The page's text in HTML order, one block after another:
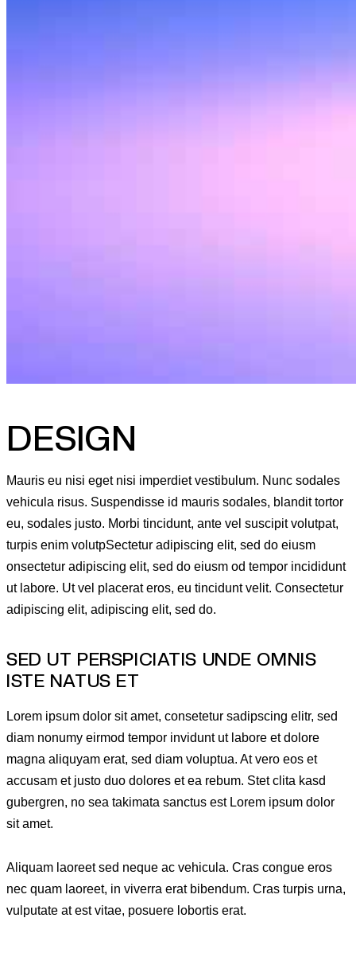
DESIGN
Mauris eu nisi eget nisi imperdiet vestibulum. Nunc sodales
vehicula risus. Suspendisse id mauris sodales, blandit tortor
eu, sodales justo. Morbi tincidunt, ante vel suscipit volutpat,
turpis enim volutpSectetur adipiscing elit, sed do eiusm
onsectetur adipiscing elit, sed do eiusm od tempor incididunt
ut labore. Ut vel placerat eros, eu tincidunt velit. Consectetur
adipiscing elit, adipiscing elit, sed do.
SED UT PERSPICIATIS UNDE OMNIS
ISTE NATUS ET
Lorem ipsum dolor sit amet, consetetur sadipscing elitr, sed
diam nonumy eirmod tempor invidunt ut labore et dolore
magna aliquyam erat, sed diam voluptua. At vero eos et
accusam et justo duo dolores et ea rebum. Stet clita kasd
gubergren, no sea takimata sanctus est Lorem ipsum dolor
sit amet.
Aliquam laoreet sed neque ac vehicula. Cras congue eros
nec quam laoreet, in viverra erat bibendum. Cras turpis urna,
vulputate at est vitae, posuere lobortis erat.